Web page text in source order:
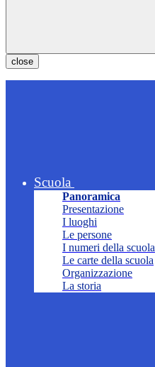
close
Scuola
Panoramica
Presentazione
I luoghi
Le persone
I numeri della scuola
Le carte della scuola
Organizzazione
La storia